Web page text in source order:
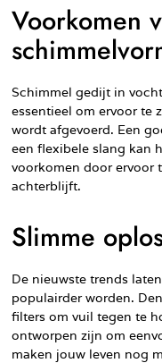
Voorkomen
Schimmel gedijt in
essentieel om ervoor te
wordt afgevoerd. Een
een flexibele slang kan
voorkomen door ervoor
achterblijft.
Slimme
De nieuwste trends
populairder worden.
filters om vuil tegen te
ontworpen zijn om
maken jouw leven nog